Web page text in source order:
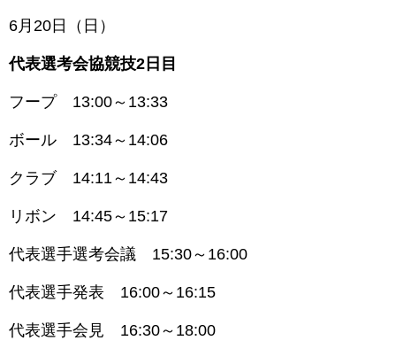
6月20日（日 ）
代表選考会協競技2日目
フープ 13:00～13:33
ボール 13:34～14:06
クラブ 14:11～14:43
リボン 14:45～15:17
代表選手選考会議 15:30～16:00
代表選手発表 16:00～16:15
代表選手会見 16:30～18:00